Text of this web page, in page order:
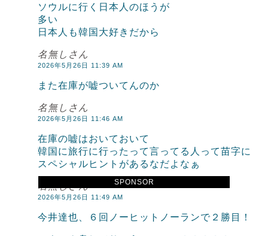
SPONSOR
ソウルに行く日本人のほうが
多い
日本人も韓国大好きだから
名無しさん
2026年5月26日 11:39 AM
また在庫が嘘ついてんのか
名無しさん
2026年5月26日 11:46 AM
在庫の嘘はおいておいて
韓国に旅行に行ったって言ってる人って苗字に
スペシャルヒントがあるなだよなぁ
名無しさん
2026年5月26日 11:49 AM
今井達也、６回ノーヒットノーランで２勝目！